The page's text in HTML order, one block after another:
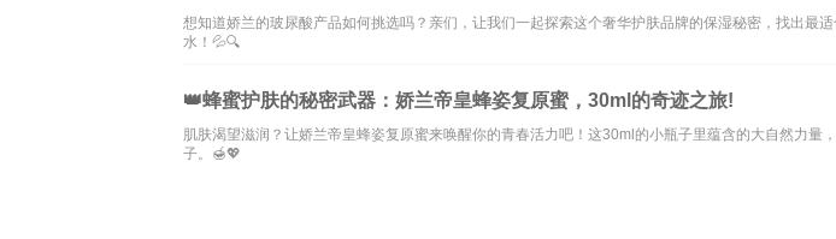
想知道娇兰的玻尿酸产品如何挑选吗？亲们，让我们一起探索这个奢华护肤品牌的保湿秘密，找出最
水！💦🔍
👑蜂蜜护肤的秘密武器：娇兰帝皇蜂姿复原蜜，30ml的奇迹之旅!
肌肤渴望滋润？让娇兰帝皇蜂姿复原蜜来唤醒你的青春活力吧！这30ml的小瓶子里蕴含的大自然力量
子。🍯💖